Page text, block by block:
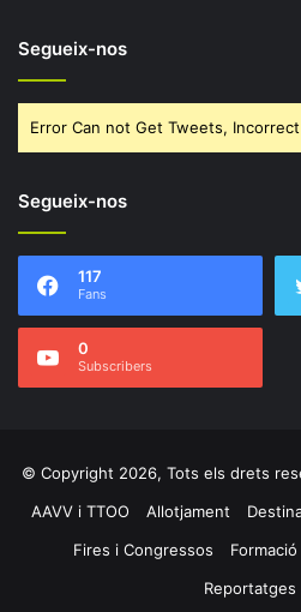
Segueix-nos
Error Can not Get Tweets,
Segueix-nos
117
Fans
0
Subscribers
© Copyright 2026, Tots els drets
AAVV i TTOO
Allotjament
Fires i Congressos
Formació
Reportatges